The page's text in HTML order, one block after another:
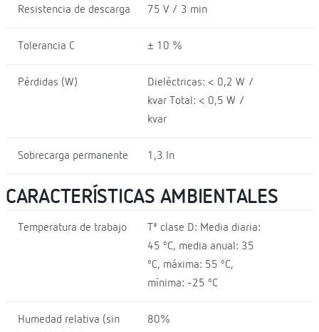
Resistencia de descarga 75 V / 3 min
Tolerancia C ± 10 %
Pérdidas (W)
Dieléctricas: < 0,2 W /
kvar Total: < 0,5 W /
kvar
Sobrecarga permanente 1,3 In
CARACTERÍSTICAS AMBIENTALES
Temperatura de trabajo
Tª clase D: Media diaria:
45 ºC, media anual: 35
ºC, máxima: 55 ºC,
mínima: -25 ºC
Humedad relativa (sin
80%